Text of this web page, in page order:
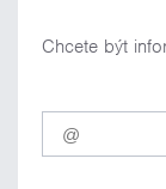
Chcete být
Pro
odběr
našich